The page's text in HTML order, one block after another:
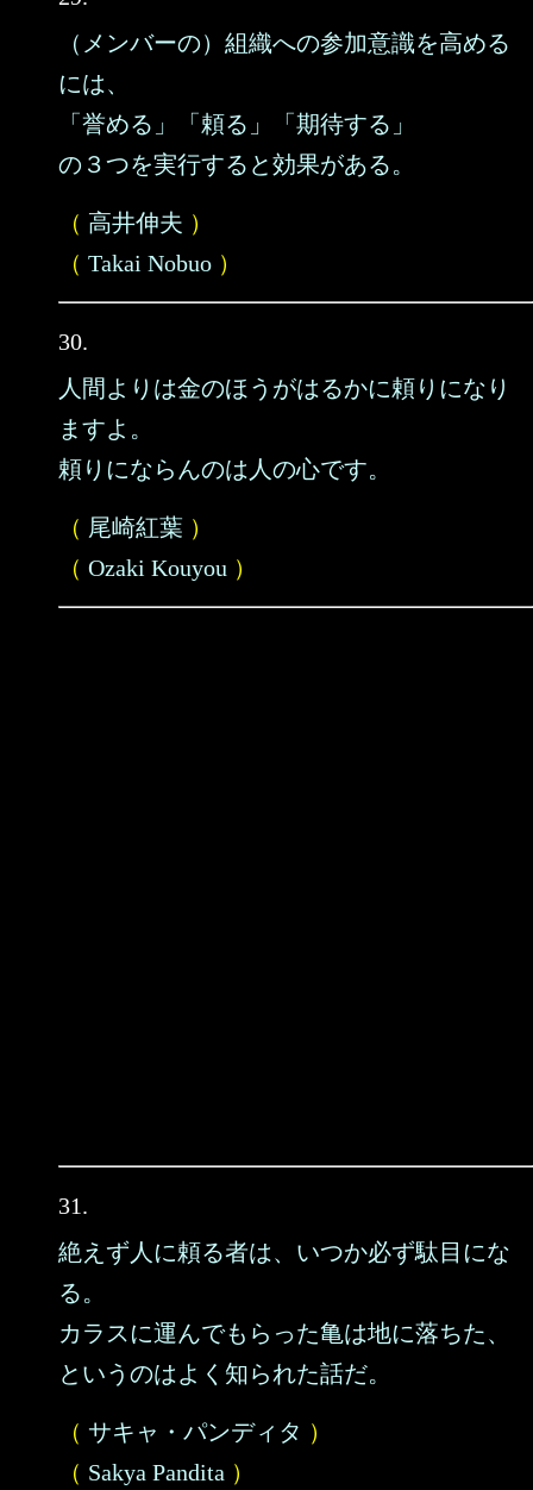
（メンバーの）組織への参加意識を高める
には、
「誉める」「頼る」「期待する」
の３つを実行すると効果がある。
（ 高井伸夫 ）
（ Takai Nobuo ）
30.
人間よりは金のほうがはるかに頼りになり
ますよ。
頼りにならんのは人の心です。
（ 尾崎紅葉 ）
（ Ozaki Kouyou ）
31.
絶えず人に頼る者は、いつか必ず駄目にな
る。
カラスに運んでもらった亀は地に落ちた、
というのはよく知られた話だ。
（ サキャ・パンディタ ）
（ Sakya Pandita ）